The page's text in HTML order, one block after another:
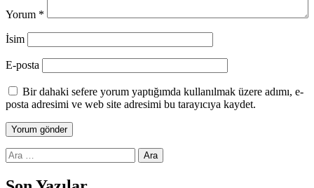
Yorum *
İsim
E-posta
Bir dahaki sefere yorum yaptığımda kullanılmak üzere adımı, e-
posta adresimi ve web site adresimi bu tarayıcıya kaydet.
Arama: